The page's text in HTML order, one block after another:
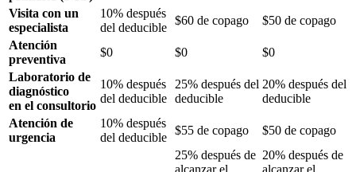
Visita con un
especialista
10% después
del deducible
$60 de copago
$50 de copago
Atención
preventiva
$0 $0
$0
Laboratorio de
diagnóstico
en el consultorio
10% después
del deducible
25% después del
deducible
20% después del
deducible
Atención de
urgencia
10% después
del deducible
$55 de copago $50 de copago
25% después de
alcanzar el
20% después de
alcanzar el